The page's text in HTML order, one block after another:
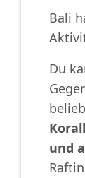
Bali
Du
und